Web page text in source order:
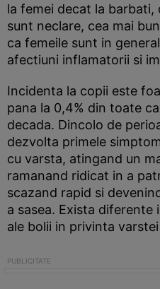
la femei decat la
sunt neclare, cea mai
ca femeile sunt in
afectiuni inflamatorii si
Incidenta la copii este
pana la 0,4% din toate
decada. Dincolo de
dezvolta primele
cu varsta, atingand un
ramanand ridicat in a
scazand rapid si
a sasea. Exista
ale bolii in privinta